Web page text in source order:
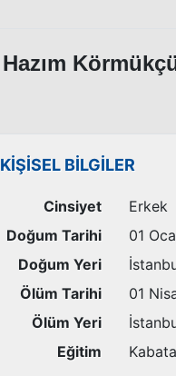
Hazım
KİŞİSEL BİLGİLER
Cinsiyet
Erkek
Doğum Tarihi
01
Doğum Yeri
Ölüm Tarihi
01
Ölüm Yeri
Eğitim